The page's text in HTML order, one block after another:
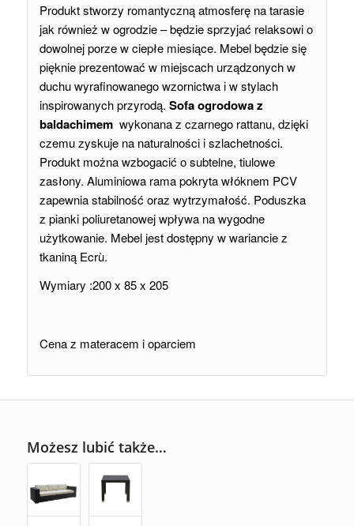
Produkt stworzy romantyczną atmosferę na tarasie
jak również w ogrodzie – będzie sprzyjać relaksowi o
dowolnej porze w ciepłe miesiące. Mebel będzie się
pięknie prezentować w miejscach urządzonych w
duchu wyrafinowanego wzornictwa i w stylach
inspirowanych przyrodą. Sofa ogrodowa z
baldachimemwykonana z czarnego rattanu, dzięki
czemu zyskuje na naturalności i szlachetności.
Produkt można wzbogacić o subtelne, tiulowe
zasłony. Aluminiowa rama pokryta włóknem PCV
zapewnia stabilność oraz wytrzymałość. Poduszka
z pianki poliuretanowej wpływa na wygodne
użytkowanie. Mebel jest dostępny w wariancie z
tkaniną Ecrù.
Wymiary :200 x 85 x 205
Cena z materacem i oparciem
Możesz lubić także…